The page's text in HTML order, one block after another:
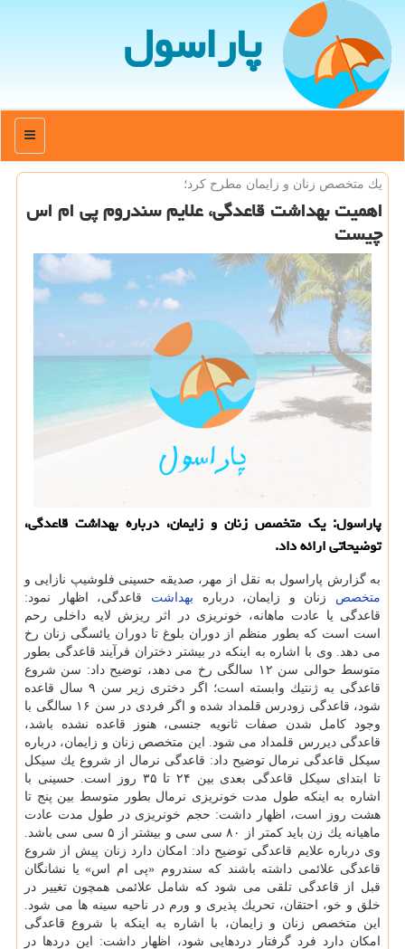
پاراسول
منو
یك متخصص زنان و زایمان مطرح كرد؛
اهمیت بهداشت قاعدگی، علایم سندروم پی ام اس
چیست
پاراسول: یك متخصص زنان و زایمان، درباره بهداشت قاعدگی،
توضیحاتی ارائه داد.
به گزارش پاراسول به نقل از مهر، صدیقه حسینی فلوشیپ نازایی و
متخصص زنان و زایمان، درباره بهداشت قاعدگی، اظهار نمود:
قاعدگی یا عادت ماهانه، خونریزی در اثر ریزش لایه داخلی رحم
است است كه بطور منظم از دوران بلوغ تا دوران یائسگی زنان رخ
می دهد. وی با اشاره به اینكه در بیشتر دختران فرآیند قاعدگی بطور
متوسط حوالی سن ۱۲ سالگی رخ می دهد، توضیح داد: سن شروع
قاعدگی به ژنتیك وابسته است؛ اگر دختری زیر سن ۹ سال قاعده
شود، قاعدگی زودرس قلمداد شده و اگر فردی در سن ۱۶ سالگی با
وجود كامل شدن صفات ثانویه جنسی، هنوز قاعده نشده باشد،
قاعدگی دیررس قلمداد می شود. این متخصص زنان و زایمان، درباره
سیكل قاعدگی نرمال توضیح داد: قاعدگی نرمال از شروع یك سیكل
تا ابتدای سیكل قاعدگی بعدی بین ۲۴ تا ۳۵ روز است. حسینی با
اشاره به اینكه طول مدت خونریزی نرمال بطور متوسط بین پنج تا
هشت روز است، اظهار داشت: حجم خونریزی در طول مدت عادت
ماهیانه یك زن باید كمتر از ۸۰ سی سی و بیشتر از ۵ سی سی باشد.
وی درباره علایم قاعدگی توضیح داد: امكان دارد زنان پیش از شروع
قاعدگی علائمی داشته باشند كه سندروم «پی ام اس» یا نشانگان
قبل از قاعدگی تلقی می شود كه شامل علائمی همچون تغییر در
خلق و خو، احتقان، تحریك پذیری و ورم در ناحیه سینه ها می شود.
این متخصص زنان و زایمان، با اشاره به اینكه با شروع قاعدگی
امكان دارد فرد گرفتار دردهایی شود، اظهار داشت: این دردها در